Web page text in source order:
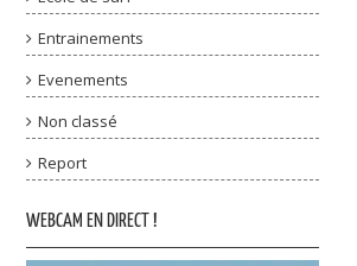
Entrainements
Evenements
Non classé
Report
WEBCAM EN DIRECT !